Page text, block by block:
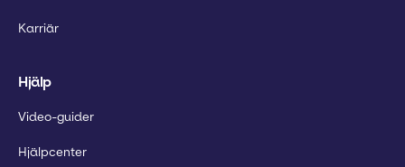
Karriär
Hjälp
Video-guider
Hjälpcenter